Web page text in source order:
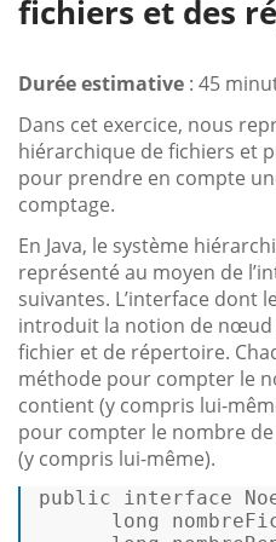
fichiers et des
Durée estimative : 45
Dans cet exercice, nous
hiérarchique de fichiers et
pour prendre en compte
comptage.
En Java, le système
représenté au moyen de
suivantes. L’interface dont
introduit la notion de nœud
fichier et de répertoire.
méthode pour compter le
contient (y compris lui-
pour compter le nombre
(y compris lui-même).
public interface
long